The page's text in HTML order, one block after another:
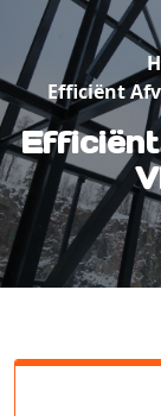
Efficiënt